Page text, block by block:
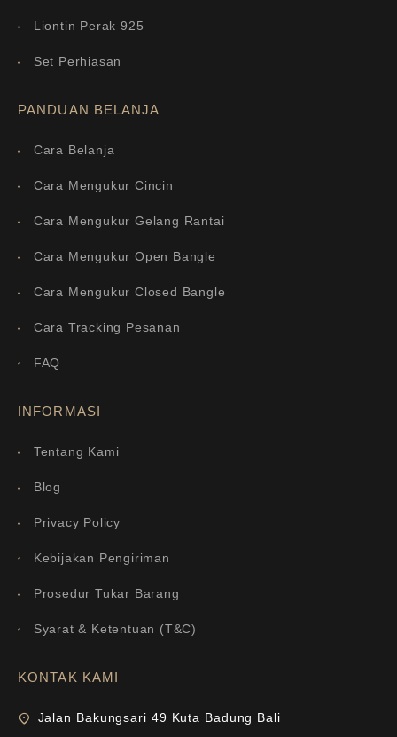
Liontin Perak 925
Set Perhiasan
PANDUAN BELANJA
Cara Belanja
Cara Mengukur Cincin
Cara Mengukur Gelang Rantai
Cara Mengukur Open Bangle
Cara Mengukur Closed Bangle
Cara Tracking Pesanan
FAQ
INFORMASI
Tentang Kami
Blog
Privacy Policy
Kebijakan Pengiriman
Prosedur Tukar Barang
Syarat & Ketentuan (T&C)
KONTAK KAMI
Jalan Bakungsari 49 Kuta Badung Bali